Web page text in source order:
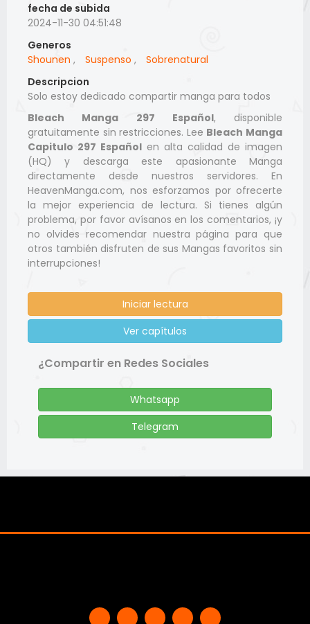
fecha de subida
2024-11-30 04:51:48
Generos
Shounen , Suspenso ,
Sobrenatural
Descripcion
Solo estoy dedicado compartir manga para todos
Bleach Manga 297 Español, disponible
gratuitamente sin restricciones. Lee Bleach Manga
Capitulo 297 Español en alta calidad de imagen
(HQ) y descarga este apasionante Manga
directamente desde nuestros servidores. En
HeavenManga.com, nos esforzamos por ofrecerte
la mejor experiencia de lectura. Si tienes algún
problema, por favor avísanos en los comentarios, ¡y
no olvides recomendar nuestra página para que
otros también disfruten de sus Mangas favoritos sin
interrupciones!
Iniciar lectura
Ver capítulos
¿Compartir en Redes Sociales
Whatsapp
Telegram